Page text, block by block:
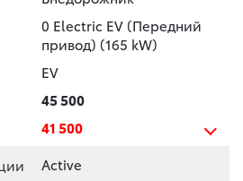
0 Electric EV (Передний
привод) (165 kW)
EV
45 500
41 500
Active